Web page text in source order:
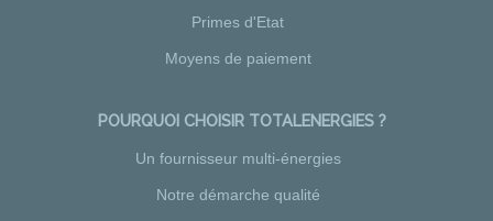
Primes d'Etat
Moyens de paiement
POURQUOI CHOISIR TOTALENERGIES ?
Un fournisseur multi-énergies
Notre démarche qualité